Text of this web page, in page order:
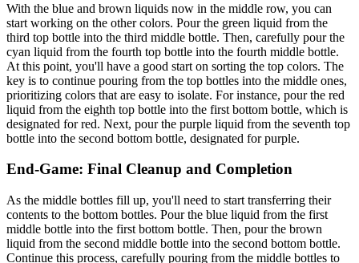
With the blue and brown liquids now in the middle row, you can
start working on the other colors. Pour the green liquid from the
third top bottle into the third middle bottle. Then, carefully pour the
cyan liquid from the fourth top bottle into the fourth middle bottle.
At this point, you'll have a good start on sorting the top colors. The
key is to continue pouring from the top bottles into the middle ones,
prioritizing colors that are easy to isolate. For instance, pour the red
liquid from the eighth top bottle into the first bottom bottle, which is
designated for red. Next, pour the purple liquid from the seventh top
bottle into the second bottom bottle, designated for purple.
End-Game: Final Cleanup and Completion
As the middle bottles fill up, you'll need to start transferring their
contents to the bottom bottles. Pour the blue liquid from the first
middle bottle into the first bottom bottle. Then, pour the brown
liquid from the second middle bottle into the second bottom bottle.
Continue this process, carefully pouring from the middle bottles to